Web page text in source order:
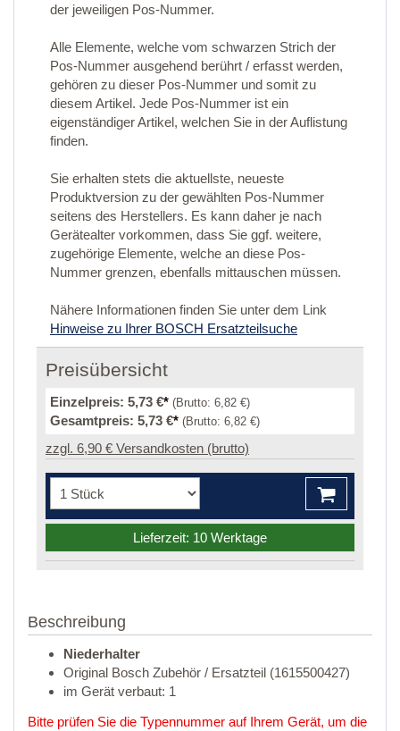
der jeweiligen Pos-Nummer.
Alle Elemente, welche vom schwarzen Strich der
Pos-Nummer ausgehend berührt / erfasst werden,
gehören zu dieser Pos-Nummer und somit zu
diesem Artikel. Jede Pos-Nummer ist ein
eigenständiger Artikel, welchen Sie in der Auflistung
finden.
Sie erhalten stets die aktuellste, neueste
Produktversion zu der gewählten Pos-Nummer
seitens des Herstellers. Es kann daher je nach
Gerätealter vorkommen, dass Sie ggf. weitere,
zugehörige Elemente, welche an diese Pos-
Nummer grenzen, ebenfalls mittauschen müssen.
Nähere Informationen finden Sie unter dem Link
Hinweise zu Ihrer BOSCH Ersatzteilsuche
Preisübersicht
Einzelpreis: 5,73 €* (Brutto: 6,82 €)
Gesamtpreis: 5,73 €* (Brutto: 6,82 €)
zzgl. 6,90 € Versandkosten (brutto)
Lieferzeit: 10 Werktage
Beschreibung
Niederhalter
Original Bosch Zubehör / Ersatzteil (1615500427)
im Gerät verbaut: 1
Bitte prüfen Sie die Typennummer auf Ihrem Gerät, um die